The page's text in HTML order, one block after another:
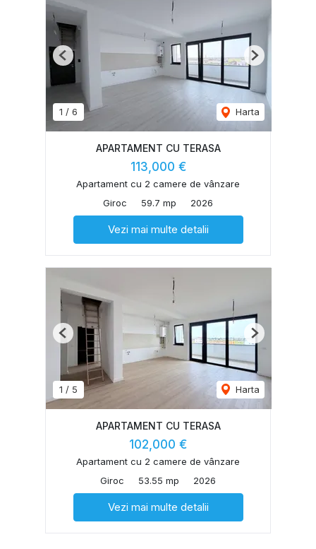
1 / 6 Harta
Previous Next
APARTAMENT CU TERASA
113,000 €
Apartament cu 2 camere de vânzare
Giroc
59.7 mp 2026
Vezi mai multe detalii
1 / 5 Harta
Previous Next
APARTAMENT CU TERASA
102,000 €
Apartament cu 2 camere de vânzare
Giroc
53.55 mp 2026
Vezi mai multe detalii